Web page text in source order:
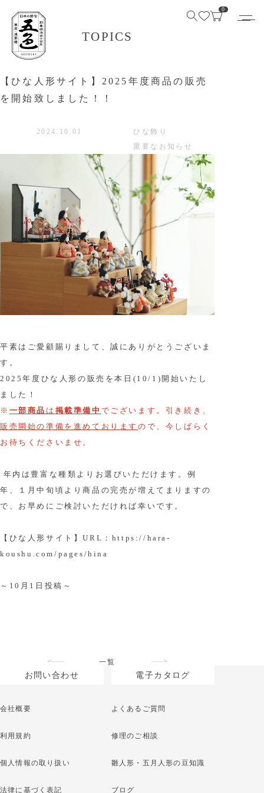
0
TOPICS
【ひな人形サイト】2025年度商品の販売
を開始致しました！！
2024.10.01
ひな飾り
重要なお知らせ
平素はご愛顧賜りまして、誠にありがとうございま
す。
2025年度ひな人形の販売を本日(10/1)開始いたし
ました！
※ 一部商品 は 掲載準備中 でございます。引き続き、
販売開始の準備を進めております ので、今しばらく
お待ちくださいませ。
年内は豊富な種類よりお選びいただけます。例
年、１月中旬頃より商品の完売が増えてまりますの
で、お早めにご検討いただければ幸いです。
【ひな人形サイト】URL： https://hara-
koushu.com/pages/hina
～10月1日投稿～
一覧
お問い合わせ 電子カタログ
会社概要
利用規約
個人情報の取り扱い
法律に基づく表記
よくあるご質問
修理のご相談
雛人形・五月人形の豆知識
ブログ